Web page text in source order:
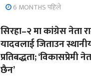
6 MONTHS पहिले
सिरहा–२ मा कांग्रेस नेता
यादवलाई जिताउन
प्रतिबद्धता; ‘विकासप्रेमी
छैन’